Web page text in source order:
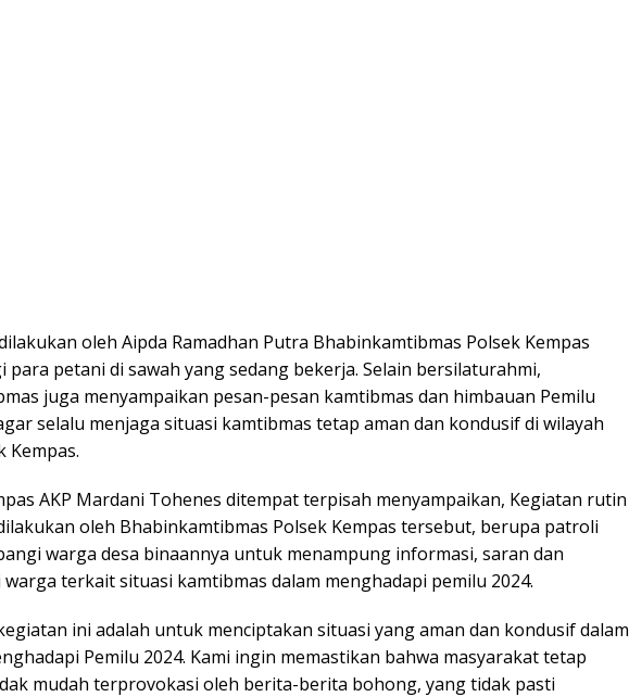
oleh Aipda Ramadhan Putra Bhabinkamtibmas Polsek Kempas
para petani di sawah yang sedang bekerja. Selain bersilaturahmi,
juga menyampaikan pesan-pesan kamtibmas dan himbauan Pemilu
selalu menjaga situasi kamtibmas tetap aman dan kondusif di wilayah
Kempas.
AKP Mardani Tohenes ditempat terpisah menyampaikan, Kegiatan rutin
oleh Bhabinkamtibmas Polsek Kempas tersebut, berupa patroli
warga desa binaannya untuk menampung informasi, saran dan
terkait situasi kamtibmas dalam menghadapi pemilu 2024.
ini adalah untuk menciptakan situasi yang aman dan kondusif dalam
Pemilu 2024. Kami ingin memastikan bahwa masyarakat tetap
mudah terprovokasi oleh berita-berita bohong, yang tidak pasti